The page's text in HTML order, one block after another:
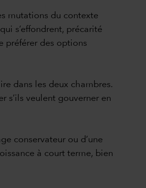
mutations du contexte
s’effondrent, précarité
préférer des options
dans les deux chambres.
s’ils veulent gouverner en
conservateur ou d’une
à court terme, bien